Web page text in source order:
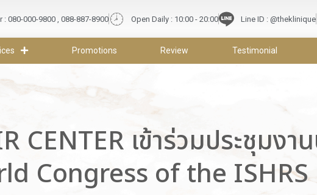
: 080-000-9800 , 088-887-8900 Open Daily : 10:00 - 20:00 Line ID : @theklinique
Promotions Review Testimonial
CENTER เข้าร่วมประชุมง
Congress of the